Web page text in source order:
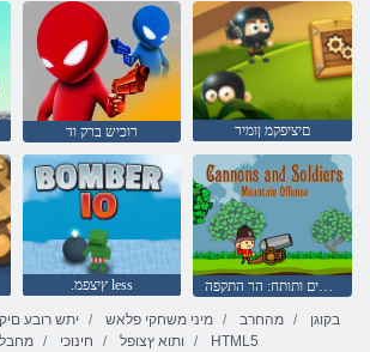
רוכיש ברק וד םיציפקמ ןומיר
.ץיצפמ less
חיילים ותותח: הר התקפה
יתש רובע מיני משחקי פלאש מהחרב
בקוגן
חינוכי ותוא ץצופל HTML5